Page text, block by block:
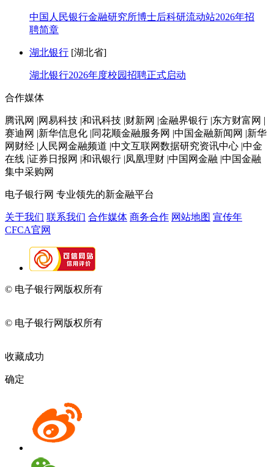
中国人民银行金融研究所博士后科研流动站2026年招
聘简章
湖北银行 [湖北省]
湖北银行2026年度校园招聘正式启动
合作媒体
腾讯网 |网易科技 |和讯科技 |财新网 |金融界银行 |东方财富网 |
赛迪网 |新华信息化 |同花顺金融服务网 |中国金融新闻网 |新华
网财经 |人民网金融频道 |中文互联网数据研究资讯中心 |中金
在线 |证券日报网 |和讯银行 |凤凰理财 |中国网金融 |中国金融
集中采购网
电子银行网 专业领先的新金融平台
关于我们 联系我们 合作媒体 商务合作 网站地图 宣传年
CFCA官网
© 电子银行网版权所有
© 电子银行网版权所有
收藏成功
确定